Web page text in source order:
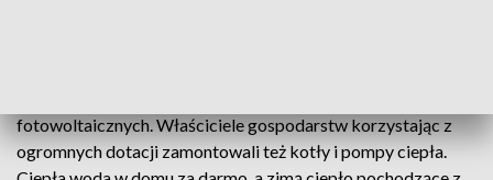
fotowoltaicznych. Właściciele gospodarstw korzystając z
ogromnych dotacji zamontowali też kotły i pompy ciepła.